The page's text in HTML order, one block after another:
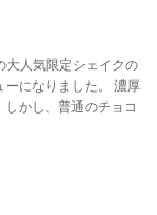
大人気限定シェイクの
になりました。 濃厚
かし、普通のチョコ